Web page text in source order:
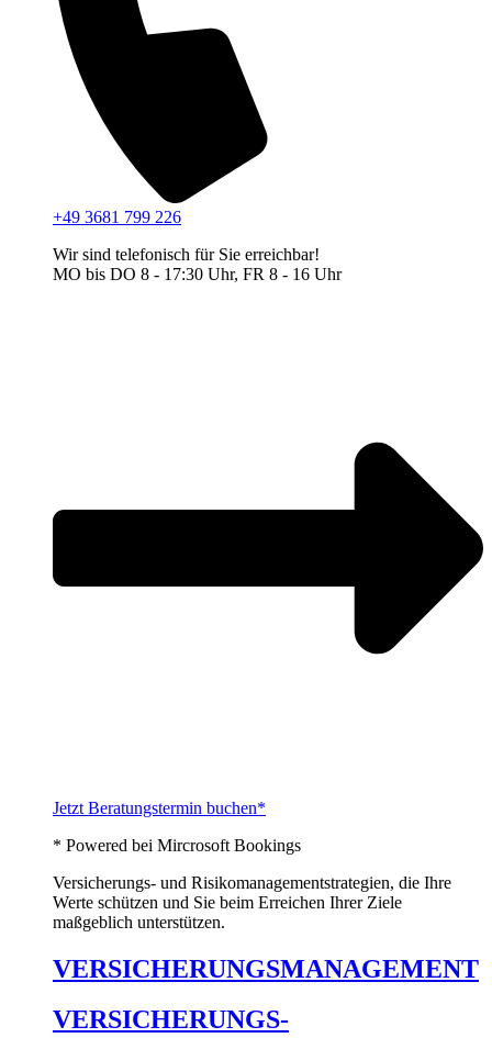
+49 3681 799 226
Wir sind telefonisch für Sie erreichbar!
MO bis DO 8 - 17:30 Uhr, FR 8 - 16 Uhr
Jetzt Beratungstermin buchen*
* Powered bei Mircrosoft Bookings
Versicherungs- und Risikomanagementstrategien, die Ihre
Werte schützen und Sie beim Erreichen Ihrer Ziele
maßgeblich unterstützen.
VERSICHERUNGSMANAGEMENT
VERSICHERUNGS-